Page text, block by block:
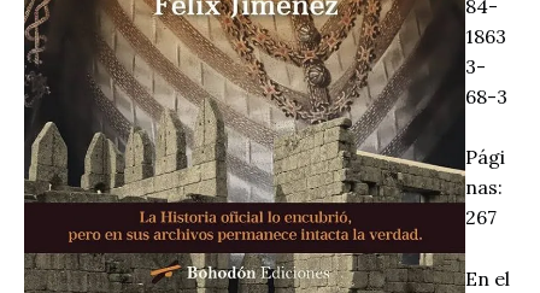
84-
1863
3-
68-3
Pági
nas:
267
En el